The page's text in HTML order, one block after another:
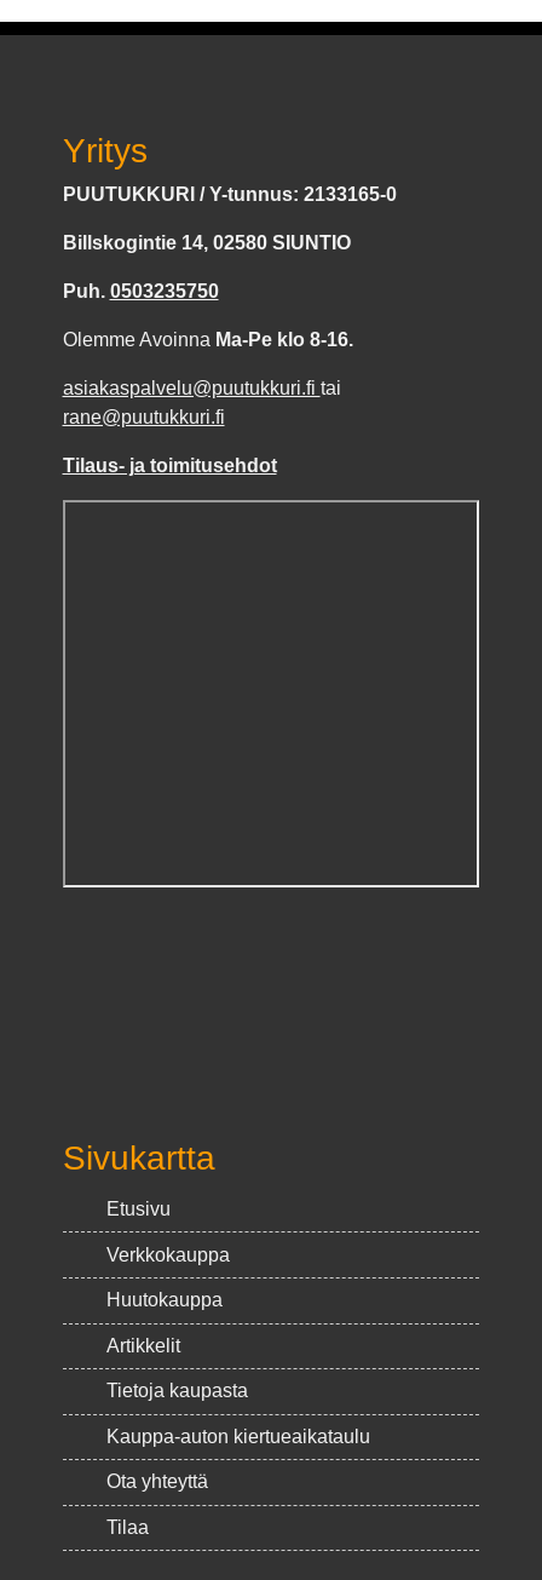
Yritys
PUUTUKKURI / Y-tunnus: 2133165-0
Billskogintie 14, 02580 SIUNTIO
Puh. 0503235750
Olemme Avoinna Ma-Pe klo 8-16.
asiakaspalvelu@puutukkuri.fi tai
rane@puutukkuri.fi
Tilaus- ja toimitusehdot
Sivukartta
Etusivu
Verkkokauppa
Huutokauppa
Artikkelit
Tietoja kaupasta
Kauppa-auton kiertueaikataulu
Ota yhteyttä
Tilaa